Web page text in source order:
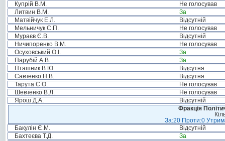
Купрій В.М.
Не голосував
Литвин В.М.
За
Матвійчук Е.Л.
Відсутній
Мельничук С.П.
Не голосував
Мураєв Є.В.
Відсутній
Ничипоренко В.М.
Не голосував
Осуховський О.І.
За
Парубій А.В.
За
Пташник В.Ю.
Відсутня
Савченко Н.В.
Відсутня
Тарута С.О.
Не голосував
Шевченко В.Л.
Не голосував
Ярош Д.А.
Відсутній
Фракція
За:20 Проти:0
Бакулін Є.М.
Відсутній
Бахтеєва Т.Д.
За